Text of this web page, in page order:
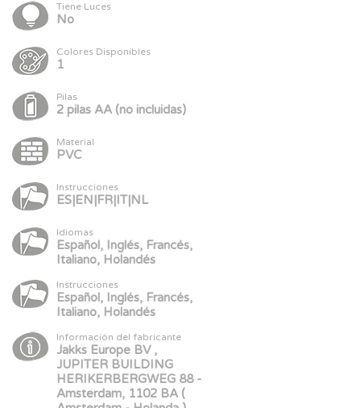
Tiene Luces
No
Colores Disponibles
1
Pilas
2 pilas AA (no incluidas)
Material
PVC
Instrucciones
ES|EN|FR|IT|NL
Idiomas
Español, Inglés, Francés,
Italiano, Holandés
Instrucciones
Español, Inglés, Francés,
Italiano, Holandés
Información del fabricante
Jakks Europe BV ,
JUPITER BUILDING
HERIKERBERGWEG 88 -
Amsterdam, 1102 BA (